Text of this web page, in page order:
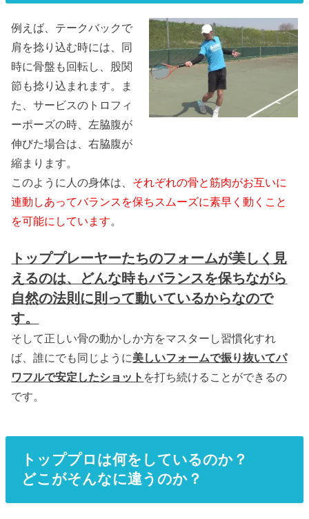
例えば、テークバックで
肩を捻り込む時には、同
時に骨盤も回転し、股関
節も捻り込まれます。ま
た、サービスのトロフィ
ーポーズの時、左脇腹が
伸びた場合は、右脇腹が
縮まります。
このように人の身体は、 それぞれの骨と筋肉がお互いに
連動しあってバランスを保ちスムーズに素早く動くこと
を可能にしています。
トッププレーヤーたちのフォームが美しく見
えるのは、どんな時もバランスを保ちながら
自然の法則に則って動いているからなので
す。
そして正しい骨の動かしか方をマスターし習慣化すれ
ば、誰にでも同じように美しいフォームで振り抜いてパ
ワフルで安定したショット を打ち続けることができるの
です。
トッププロは何をしているのか？
どこがそんなに違うのか？